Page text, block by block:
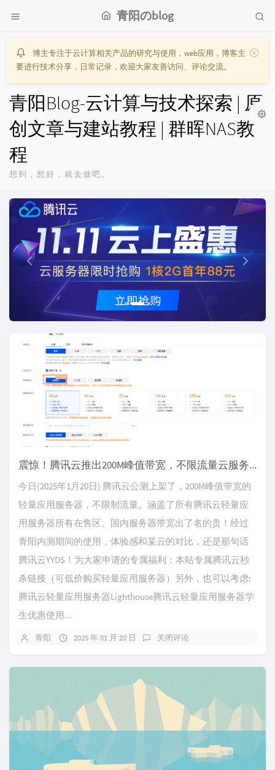
青阳のblog
博主专注于云计算相关产品的研究与使用，web应用，博客主
要进行技术分享，日常记录，欢迎大家友善访问、评论交流。
青阳Blog-云计算与技术探索 | 原
创文章与建站教程 | 群晖NAS教
程
想到，想好，就去做吧。
P
e
v
s
N
t
震惊！腾讯云推出200M峰值带宽，不限流量云服务器
今日(2025年1月20日) 腾讯云公测上架了，200M峰值带宽的
轻量应用服务器，不限制流量。涵盖了所有腾讯云轻量应
用服务器所有在售区。国内服务器带宽出了名的贵！经过
青阳内测期间的使用，体验感和某云的对比，还是那句话
腾讯云YYDS！为大家申请的专属福利：本站专属腾讯云秒
杀链接（可低价购买轻量应用服务器）另外，也可以考虑:
腾讯云轻量应用服务器Lighthouse腾讯云轻量应用服务器学
生优惠使用...
青阳 2025 年 01 月 20 日 关闭评论